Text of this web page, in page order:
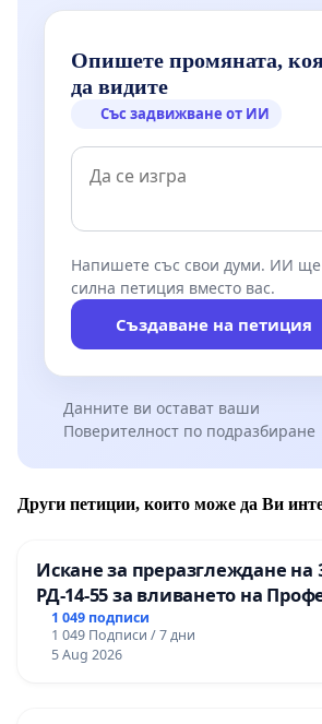
Опишете промяната,
да видите
Със задвижване от ИИ
Напишете със свои думи. ИИ ще
силна петиция вместо вас.
Създаване на петиция
Данните ви остават ваши
Поверителност по подразбиране
Други петиции, които може да Ви
Искане за преразглеждане
РД-14-55 за вливането на
гимназия по промишлени
Професионалната гимназия
мениджмънт – гр. Пазарджик
1 049 подписи
1 049 Подписи / 7 дни
5 Aug 2026